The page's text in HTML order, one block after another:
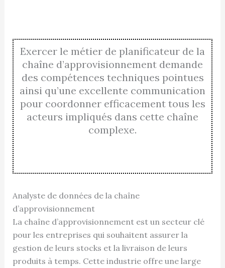
Exercer le métier de planificateur de la
chaîne d’approvisionnement demande
des compétences techniques pointues
ainsi qu’une excellente communication
pour coordonner efficacement tous les
acteurs impliqués dans cette chaîne
complexe.
Analyste de données de la chaîne
d’approvisionnement
La chaîne d’approvisionnement est un secteur clé
pour les entreprises qui souhaitent assurer la
gestion de leurs stocks et la livraison de leurs
produits à temps. Cette industrie offre une large